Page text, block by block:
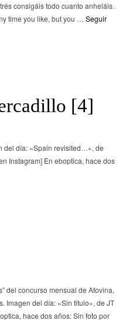
consigáis todo cuanto anheláis.
time you like, but you … Seguir
[4]
del día: «Spain revisited…», de
Instagram] En eboptica, hace dos
del concurso mensual de Afovina,
Imagen del día: «Sin titulo», de JT
hace dos años: Sin foto por